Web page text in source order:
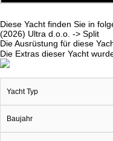
Diese Yacht finden Sie in
(2026) Ultra d.o.o. -> Split
Die Ausrüstung für diese
Die Extras dieser Yacht
Yacht Typ
Baujahr